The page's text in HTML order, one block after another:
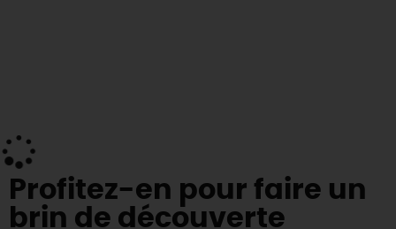
Profitez-en pour faire un
brin de découverte